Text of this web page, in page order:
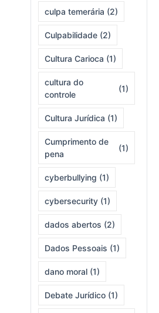
culpa temerária (2)
Culpabilidade (2)
Cultura Carioca (1)
cultura do
controle
(1)
Cultura Jurídica (1)
Cumprimento de
pena
(1)
cyberbullying (1)
cybersecurity (1)
dados abertos (2)
Dados Pessoais (1)
dano moral (1)
Debate Jurídico (1)